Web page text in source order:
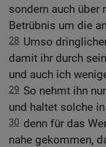
sondern auch
Betrübnis um die
28 Umso
damit ihr durch
und auch ich
29 So nehmt ihn
und haltet solche in
30 denn für das
nahe gekommen,